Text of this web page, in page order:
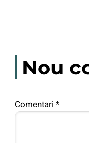
Nou
Comentari *